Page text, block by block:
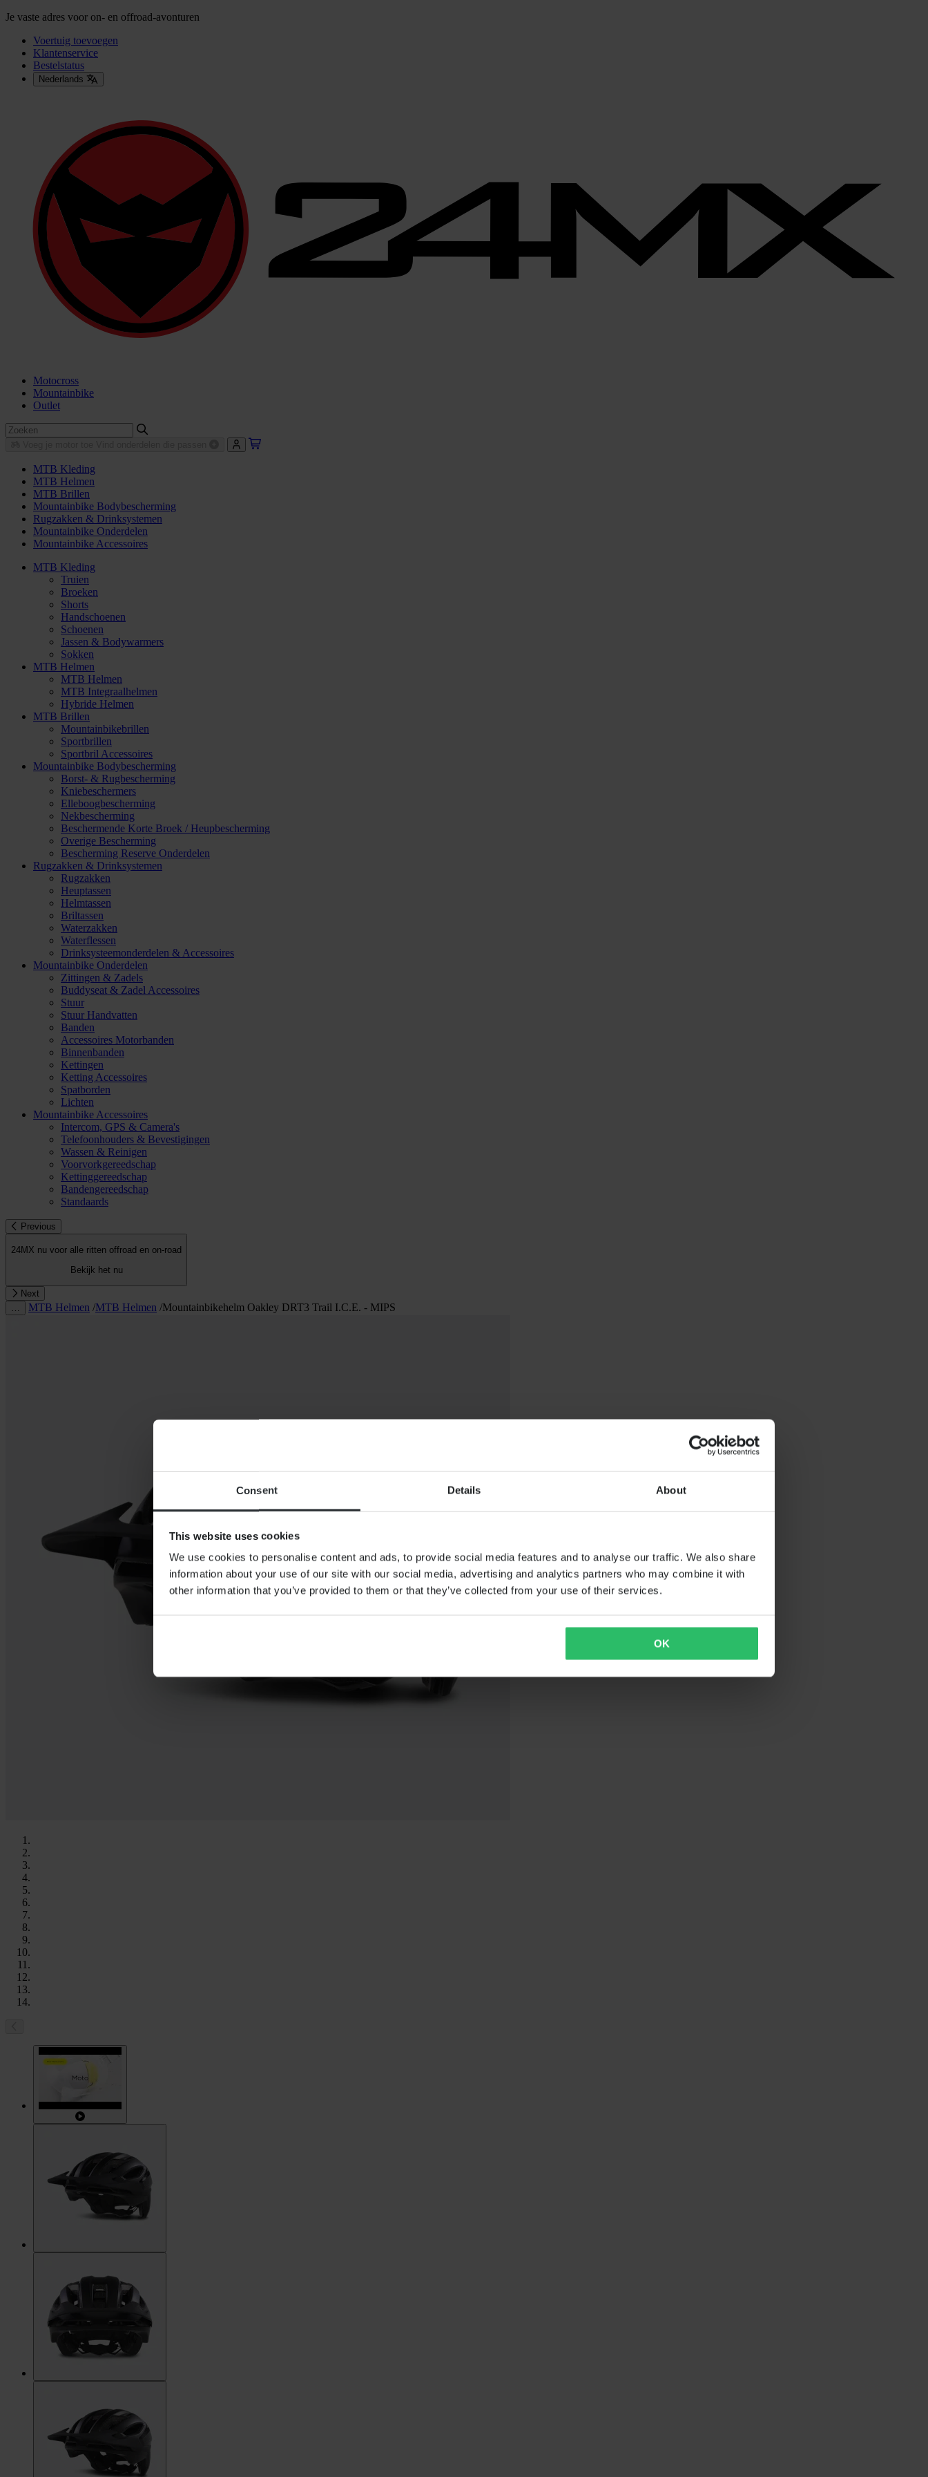
Consent Details About
This website uses cookies
We use cookies to personalise content and ads, to provide social media features and to analyse our traffic. We also share
information about your use of our site with our social media, advertising and analytics partners who may combine it with
other information that you’ve provided to them or that they’ve collected from your use of their services.
OK
Je vaste adres voor on- en offroad-avonturen
Voertuig toevoegen
Klantenservice
Bestelstatus
Nederlands
Motocross
Mountainbike
Outlet
MTB Kleding
MTB Helmen
MTB Brillen
Mountainbike Bodybescherming
Rugzakken & Drinksystemen
Mountainbike Onderdelen
Mountainbike Accessoires
MTB Kleding
Truien
Broeken
Shorts
Handschoenen
Schoenen
Jassen & Bodywarmers
Sokken
MTB Helmen
MTB Helmen
MTB Integraalhelmen
Hybride Helmen
MTB Brillen
Mountainbikebrillen
Sportbrillen
Sportbril Accessoires
Mountainbike Bodybescherming
Borst- & Rugbescherming
Kniebeschermers
Elleboogbescherming
Nekbescherming
Beschermende Korte Broek / Heupbescherming
Overige Bescherming
Bescherming Reserve Onderdelen
Rugzakken & Drinksystemen
Rugzakken
Heuptassen
Helmtassen
Briltassen
Waterzakken
Waterflessen
Drinksysteemonderdelen & Accessoires
Mountainbike Onderdelen
Zittingen & Zadels
Buddyseat & Zadel Accessoires
Stuur
Stuur Handvatten
Banden
Accessoires Motorbanden
Binnenbanden
Kettingen
Ketting Accessoires
Spatborden
Lichten
Mountainbike Accessoires
Intercom, GPS & Camera's
Telefoonhouders & Bevestigingen
Wassen & Reinigen
Voorvorkgereedschap
Kettinggereedschap
Bandengereedschap
Standaards
Previous
24MX nu voor alle ritten offroad en on-road
Bekijk het nu
Next
…
MTB Helmen /MTB Helmen /Mountainbikehelm Oakley DRT3 Trail I.C.E. - MIPS